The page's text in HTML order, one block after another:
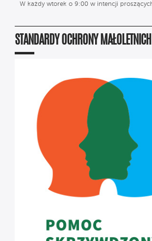
W każdy wtorek o 9:00 w intencji
STANDARDY OCHRONY MAŁOLETNICH